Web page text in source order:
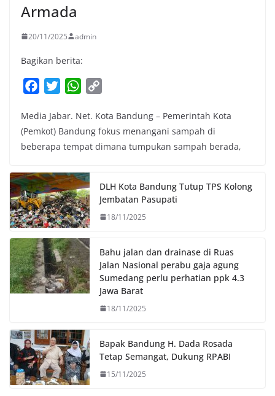
Armada
20/11/2025 admin
Bagikan berita:
c
e
b
o
k
i
t
t
r
W
a
t
s
p
p
p
y
L
n
k
Media Jabar. Net. Kota Bandung – Pemerintah Kota
(Pemkot) Bandung fokus menangani sampah di
beberapa tempat dimana tumpukan sampah berada,
DLH Kota Bandung Tutup TPS Kolong
Jembatan Pasupati
18/11/2025
Bahu jalan dan drainase di Ruas
Jalan Nasional perabu gaja agung
Sumedang perlu perhatian ppk 4.3
Jawa Barat
18/11/2025
Bapak Bandung H. Dada Rosada
Tetap Semangat, Dukung RPABI
15/11/2025